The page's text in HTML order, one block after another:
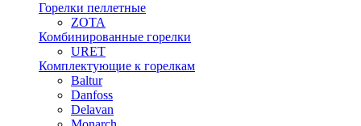
Горелки пеллетные
ZOTA
Комбинированные горелки
URET
Комплектующие к горелкам
Baltur
Danfoss
Delavan